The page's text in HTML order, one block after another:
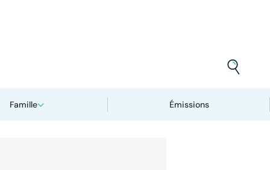
Famille Émissions